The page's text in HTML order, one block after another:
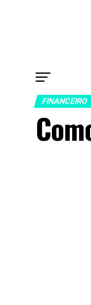
FINANCEIRO